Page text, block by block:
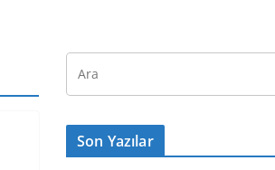
Son Yazılar